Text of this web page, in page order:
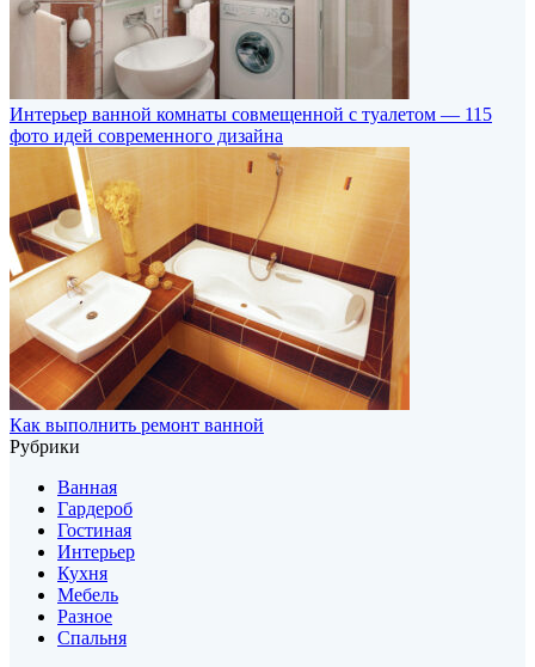
Интерьер ванной комнаты совмещенной с туалетом — 115
фото идей современного дизайна
Как выполнить ремонт ванной
Рубрики
Ванная
Гардероб
Гостиная
Интерьер
Кухня
Мебель
Разное
Спальня